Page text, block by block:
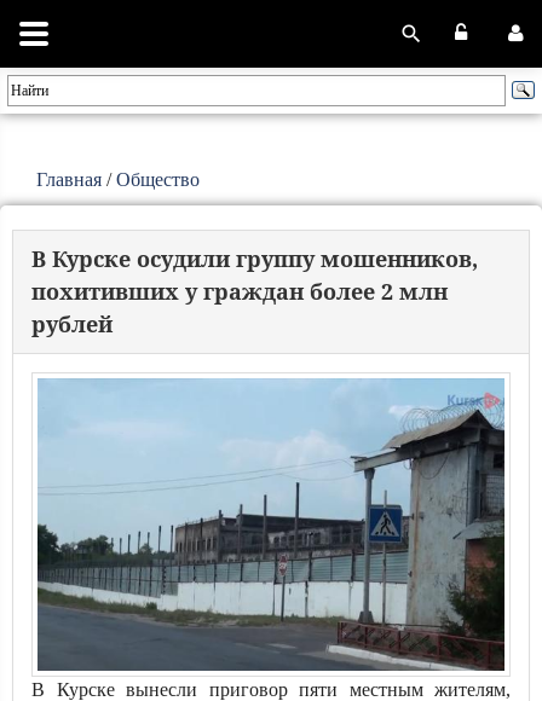
Главная /Общество
В Курске осудили группу мошенников,
похитивших у граждан более 2 млн
рублей
В Курске вынесли приговор пяти местным жителям,